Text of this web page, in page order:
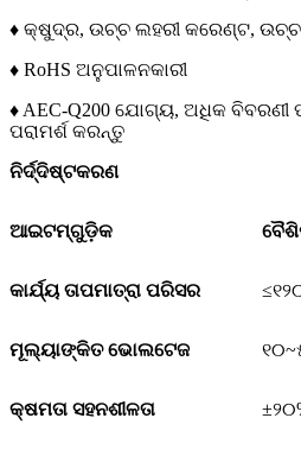
♦ କ୍ଷୁଦ୍ର, ଉଚ୍ଚ ଲହରୀ କରେଣ୍ଟ,
♦ RoHS ଅନୁପାଳନକାରୀ
♦ AEC-Q200 ଯୋଗ୍ୟ, ଅଧିକ
ପରାମର୍ଶ କରନ୍ତୁ
ନିର୍ଦ୍ଦିଷ୍ଟକରଣ
ଆଇଟମ୍‌ଗୁଡ଼ିକ
କାର୍ଯ୍ୟ ତାପମାତ୍ରା ପରିସର
ମୂଲ୍ୟାଙ୍କିତ ଭୋଲଟେଜ
କ୍ଷମତା ସହନଶୀଳତା